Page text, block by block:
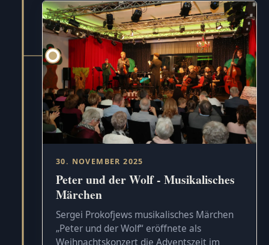
30. NOVEMBER 2025
Peter und der Wolf - Musikalisches
Märchen
Sergei Prokofjews musikalisches Märchen
„Peter und der Wolf“ eröffnete als
Weihnachtskonzert die Adventszeit im